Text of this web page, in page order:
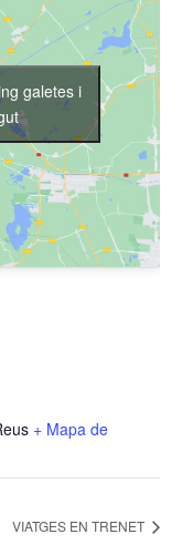
+ Mapa de
galetes i
VIATGES EN TRENET